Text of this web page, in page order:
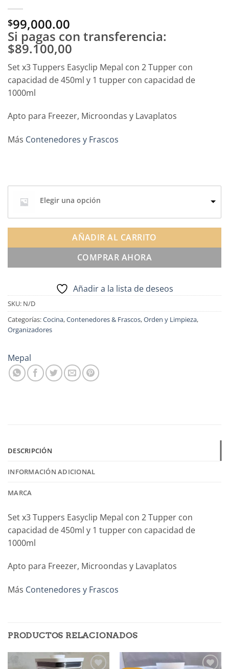
$99,000.00
Si pagas con transferencia:
$89.100,00
Set x3 Tuppers Easyclip Mepal con 2 Tupper con
capacidad de 450ml y 1 tupper con capacidad de
1000ml
Apto para Freezer, Microondas y Lavaplatos
Más Contenedores y Frascos
Elegir una opción
AÑADIR AL CARRITO
COMPRAR AHORA
Añadir a la lista de deseos
SKU: N/D
Categorías:Cocina,Contenedores & Frascos,Orden y Limpieza,
Organizadores
Mepal
DESCRIPCIÓN
INFORMACIÓN ADICIONAL
MARCA
Set x3 Tuppers Easyclip Mepal con 2 Tupper con
capacidad de 450ml y 1 tupper con capacidad de
1000ml
Apto para Freezer, Microondas y Lavaplatos
Más Contenedores y Frascos
PRODUCTOS RELACIONADOS